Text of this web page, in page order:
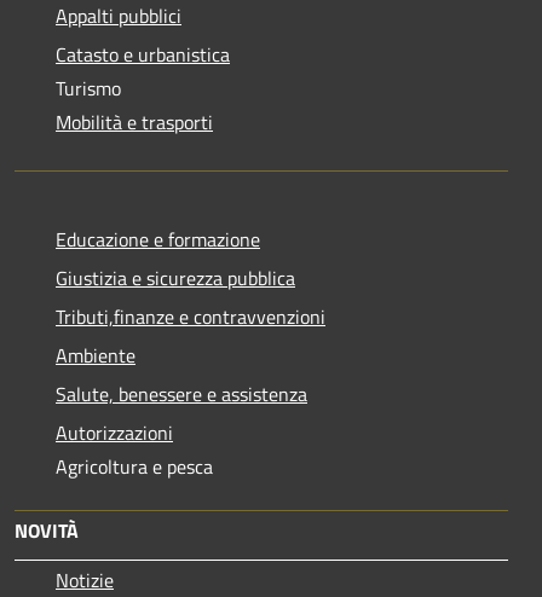
Appalti pubblici
Catasto e urbanistica
Turismo
Mobilità e trasporti
Educazione e formazione
Giustizia e sicurezza pubblica
Tributi,finanze e contravvenzioni
Ambiente
Salute, benessere e assistenza
Autorizzazioni
Agricoltura e pesca
NOVITÀ
Notizie